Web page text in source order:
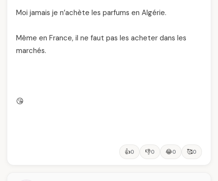
Moi jamais je n’achète les parfums en Algérie.
Même en France, il ne faut pas les acheter dans les
marchés.
😘
👍0 👎0 😂0 🥰0